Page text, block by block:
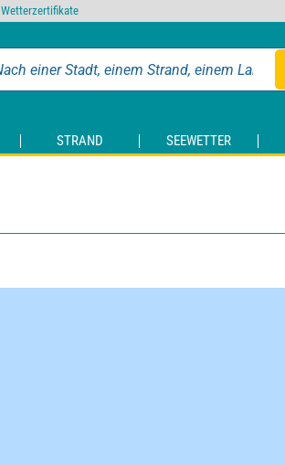
STRAND SEEWETTER
Wetterzertifikate